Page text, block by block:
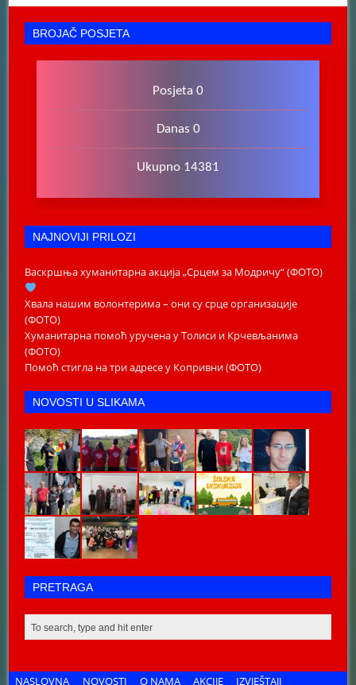
BROJAČ POSJETA
Posjeta 0
Danas 0
Ukupno 14381
NAJNOVIJI PRILOZI
Васкршња хуманитарна акција „Срцем за Модричу“ (ФОТО)
Хвала нашим волонтерима – они су срце организације
(ФОТО)
Хуманитарна помоћ уручена у Толиси и Крчевљанима
(ФОТО)
Помоћ стигла на три адресе у Копривни (ФОТО)
NOVOSTI U SLIKAMA
PRETRAGA
NASLOVNA NOVOSTI O NAMA AKCIJE IZVJEŠTAJI